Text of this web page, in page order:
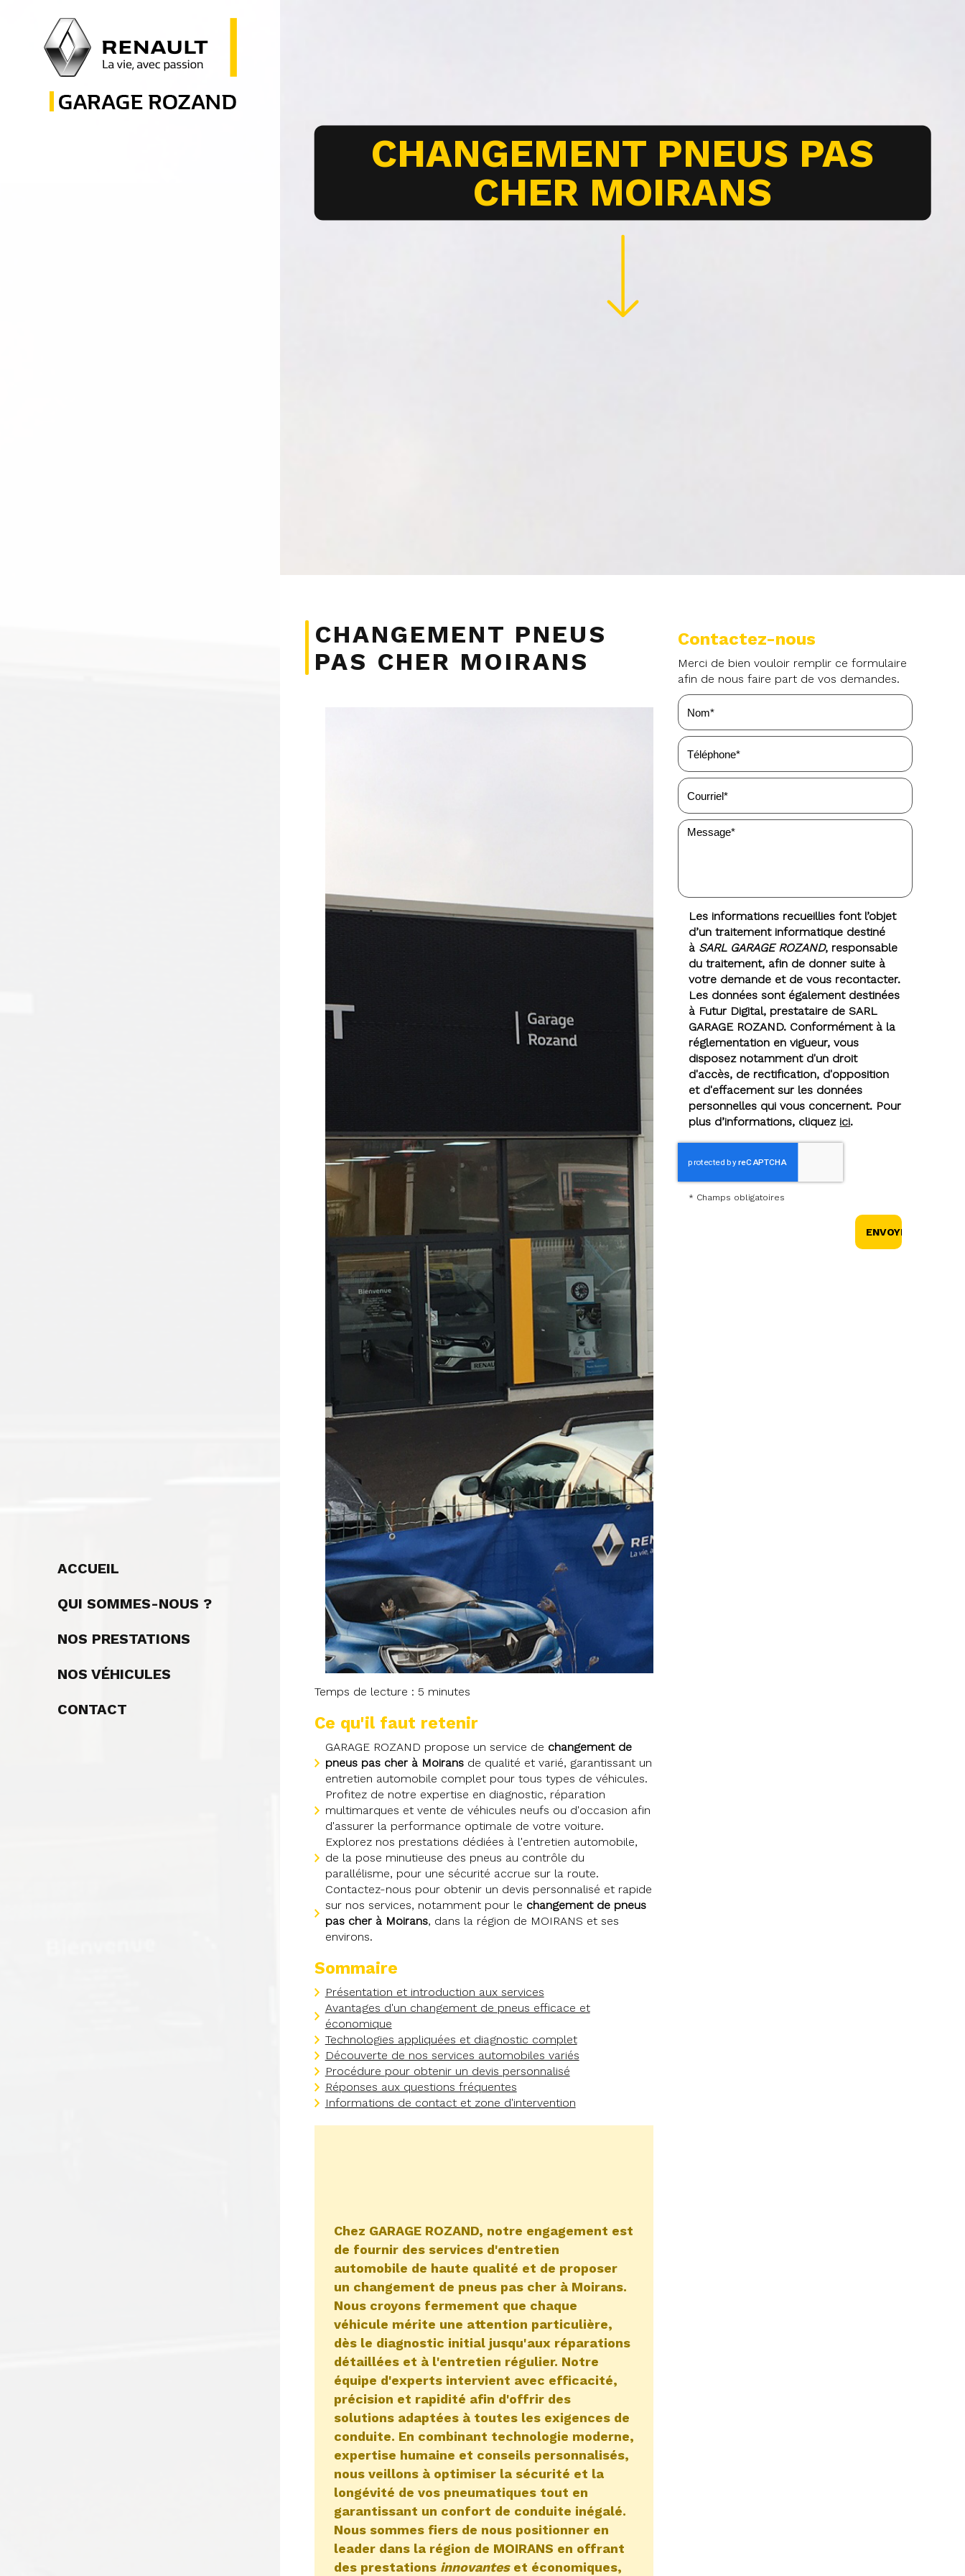
ACCUEIL
QUI SOMMES-NOUS ?
NOS PRESTATIONS
NOS VÉHICULES
CONTACT
CHANGEMENT PNEUS PAS
CHER MOIRANS
CHANGEMENT PNEUS
PAS CHER MOIRANS
Temps de lecture : 5 minutes
Ce qu'il faut retenir
GARAGE ROZAND propose un service de changement de
pneus pas cher à Moiransde qualité et varié, garantissant un
entretien automobile complet pour tous types de véhicules.
Profitez de notre expertise en diagnostic, réparation
multimarques et vente de véhicules neufs ou d'occasion afin
d'assurer la performance optimale de votre voiture.
Explorez nos prestations dédiées à l'entretien automobile,
de la pose minutieuse des pneus au contrôle du
parallélisme, pour une sécurité accrue sur la route.
Contactez-nous pour obtenir un devis personnalisé et rapide
sur nos services, notamment pour le changement de pneus
pas cher à Moirans, dans la région de MOIRANS et ses
environs.
Sommaire
Présentation et introduction aux services
Avantages d'un changement de pneus efficace et
économique
Technologies appliquées et diagnostic complet
Découverte de nos services automobiles variés
Procédure pour obtenir un devis personnalisé
Réponses aux questions fréquentes
Informations de contact et zone d'intervention
Chez GARAGE ROZAND, notre engagement est
de fournir des services d'entretien
automobile de haute qualité et de proposer
un changement de pneus pas cher à Moirans.
Nous croyons fermement que chaque
véhicule mérite une attention particulière,
dès le diagnostic initial jusqu'aux réparations
détaillées et à l'entretien régulier. Notre
équipe d'experts intervient avec efficacité,
précision et rapidité afin d'offrir des
solutions adaptées à toutes les exigences de
conduite. En combinant technologie moderne,
expertise humaine et conseils personnalisés,
nous veillons à optimiser la sécurité et la
longévité de vos pneumatiques tout en
garantissant un confort de conduite inégalé.
Nous sommes fiers de nous positionner en
leader dans la région de MOIRANS en offrant
des prestations innovanteset économiques,
Contactez-nous
Merci de bien vouloir remplir ce formulaire
afin de nous faire part de vos demandes.
Les informations recueillies font l’objet
d’un traitement informatique destiné
à SARL GARAGE ROZAND, responsable
du traitement, afin de donner suite à
votre demande et de vous recontacter.
Les données sont également destinées
à Futur Digital, prestataire de SARL
GARAGE ROZAND. Conformément à la
réglementation en vigueur, vous
disposez notamment d'un droit
d'accès, de rectification, d'opposition
et d'effacement sur les données
personnelles qui vous concernent. Pour
plus d’informations, cliquez ici.
* Champs obligatoires